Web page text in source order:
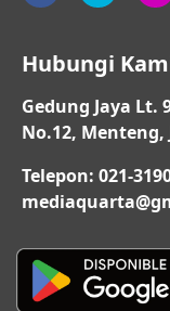
Hubungi
Gedung Jaya Lt.
No.12,
Telepon: 021-